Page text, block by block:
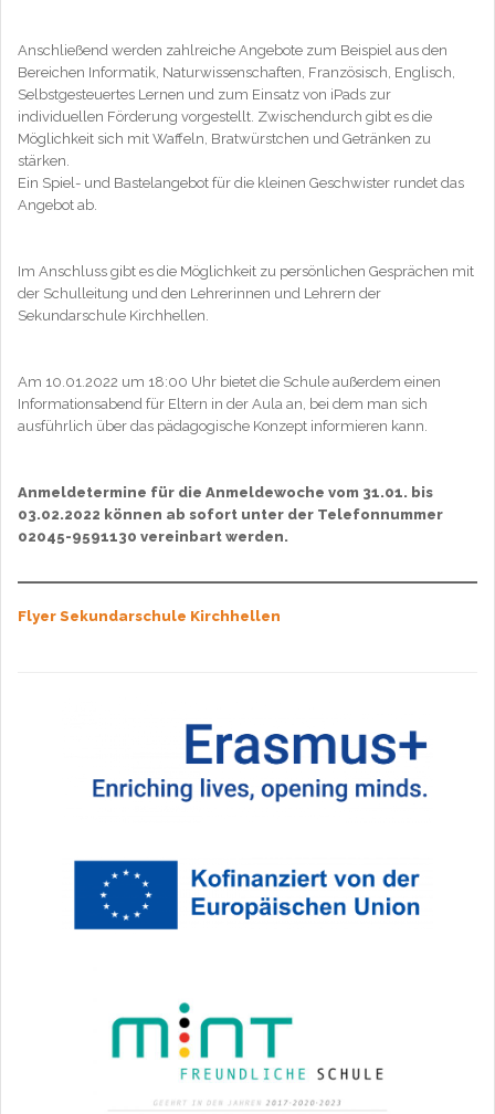
Anschließend werden zahlreiche Angebote zum Beispiel aus den
Bereichen Informatik, Naturwissenschaften, Französisch, Englisch,
Selbstgesteuertes Lernen und zum Einsatz von iPads zur
individuellen Förderung vorgestellt. Zwischendurch gibt es die
Möglichkeit sich mit Waffeln, Bratwürstchen und Getränken zu
stärken.
Ein Spiel- und Bastelangebot für die kleinen Geschwister rundet das
Angebot ab.
Im Anschluss gibt es die Möglichkeit zu persönlichen Gesprächen mit
der Schulleitung und den Lehrerinnen und Lehrern der
Sekundarschule Kirchhellen.
Am 10.01.2022 um 18:00 Uhr bietet die Schule außerdem einen
Informationsabend für Eltern in der Aula an, bei dem man sich
ausführlich über das pädagogische Konzept informieren kann.
Anmeldetermine für die Anmeldewoche vom 31.01. bis
03.02.2022 können ab sofort unter der Telefonnummer
02045-9591130 vereinbart werden.
Flyer Sekundarschule Kirchhellen